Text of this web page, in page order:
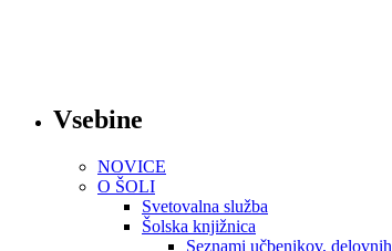
Vsebine
NOVICE
O ŠOLI
Svetovalna služba
Šolska knjižnica
Seznami učbenikov,